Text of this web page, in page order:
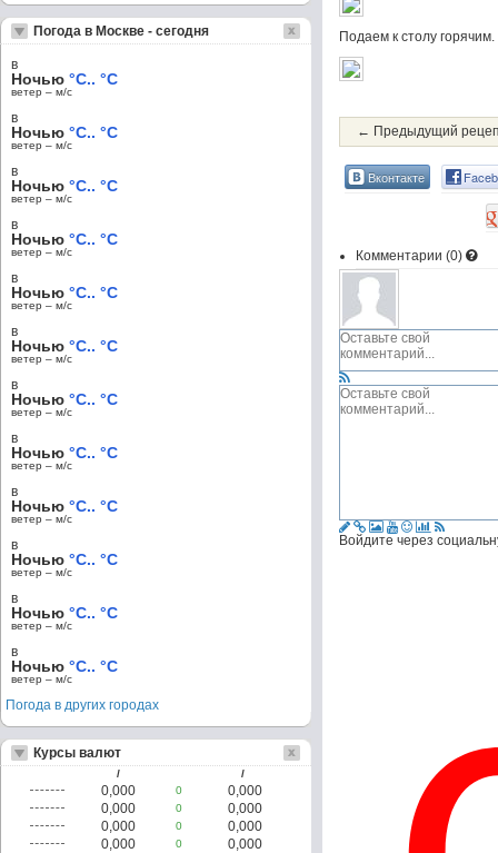
Подаем к столу
← Предыдущий
Вконтакте
Комментарии (0)
Войдите через
Погода в Москве - сегодня
в
Ночью °C.. °C
ветер – м/c
в
Ночью °C.. °C
ветер – м/c
в
Ночью °C.. °C
ветер – м/c
в
Ночью °C.. °C
ветер – м/c
в
Ночью °C.. °C
ветер – м/c
в
Ночью °C.. °C
ветер – м/c
в
Ночью °C.. °C
ветер – м/c
в
Ночью °C.. °C
ветер – м/c
в
Ночью °C.. °C
ветер – м/c
в
Ночью °C.. °C
ветер – м/c
в
Ночью °C.. °C
ветер – м/c
в
Ночью °C.. °C
ветер – м/c
Погода в других городах
Курсы валют
/ /
0,000 0
0,000
0,000
0
0,000
0,000
0
0,000
0,000
0
0,000